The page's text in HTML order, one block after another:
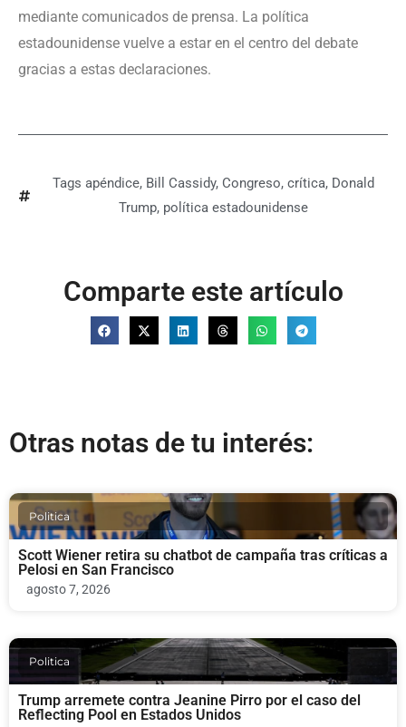
mediante comunicados de prensa. La política
estadounidense vuelve a estar en el centro del debate
gracias a estas declaraciones.
Tags apéndice, Bill Cassidy, Congreso, crítica, Donald
Trump, política estadounidense
Comparte este artículo
Otras notas de tu interés:
Politica
Scott Wiener retira su chatbot de campaña tras críticas a
Pelosi en San Francisco
agosto 7, 2026
Politica
Trump arremete contra Jeanine Pirro por el caso del
Reflecting Pool en Estados Unidos